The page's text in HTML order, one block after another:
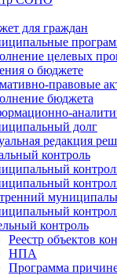
для граждан
целевых
о бюджете
правовые
бюджета
долг
редакция
контроль
контроль
Реестр объектов
НПА
Программа